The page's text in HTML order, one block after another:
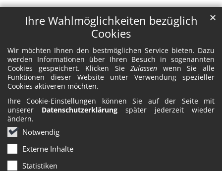
Ihre Wahlmöglichkeiten bezüglich
Cookies
Wir möchten Ihnen den bestmöglichen Service bieten. Dazu
werden Informationen über Ihren Besuch in sogenannten
Cookies gespeichert. Klicken SieZulassen wenn Sie alle
Funktionen dieser Website unter Verwendung spezieller
Cookies aktiveren möchten.
Ihre Cookie-Einstellungen können Sie auf der Seite mit
unserer Datenschutzerklärung später jederzeit wieder
ändern.
Notwendig
Externe Inhalte
Statistiken
✕